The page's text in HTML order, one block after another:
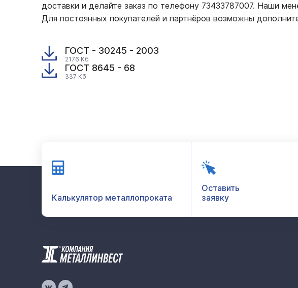
доставки и делайте заказ по телефону 73433787007. Наши
Для постоянных покупателей и партнёров возможны
ГОСТ - 30245 - 2003
2176 Кб
ГОСТ 8645 - 68
337 Кб
Калькулятор металлопроката
Оставить
заявку